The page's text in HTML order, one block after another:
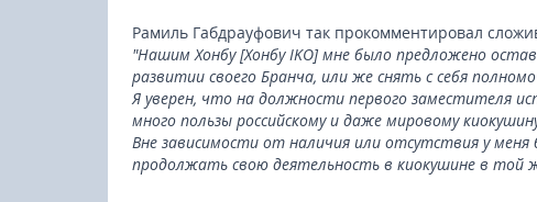
Рамиль Габдрауфович так прокомментировал
"Нашим Хонбу [Хонбу IKO] мне было предложено
развитии своего Бранча, или же снять с себя
Я уверен, что на должности первого заместителя
много пользы российскому и даже мировому
Вне зависимости от наличия или отсутствия у
продолжать свою деятельность в киокушине в той
Spanish Autumn Camp 2026